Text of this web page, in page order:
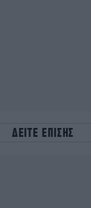
ΔΕΙΤΕ ΕΠΙΣΗΣ